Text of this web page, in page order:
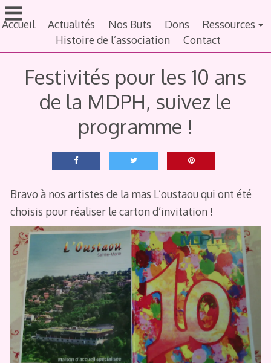
Aller
au
principal
Accueil Actualités Nos Buts Dons
Ressources
Histoire de l’association
Contact
Festivités pour les 10 ans
de la MDPH, suivez le
programme !
Bravo à nos artistes de la mas L’oustaou qui ont été
choisis pour réaliser le carton d’invitation !